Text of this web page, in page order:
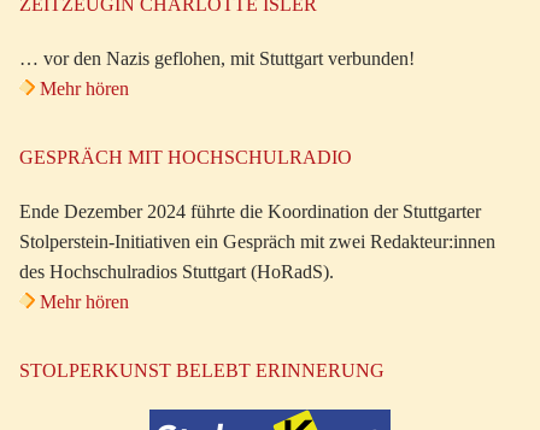
ZEITZEUGIN CHARLOTTE ISLER
… vor den Nazis geflohen, mit Stuttgart verbunden!
Mehr hören
GESPRÄCH MIT HOCHSCHULRADIO
Ende Dezember 2024 führte die Koordination der Stuttgarter
Stolperstein-Initiativen ein Gespräch mit zwei Redakteur:innen
des Hochschulradios Stuttgart (HoRadS).
Mehr hören
STOLPERKUNST BELEBT ERINNERUNG